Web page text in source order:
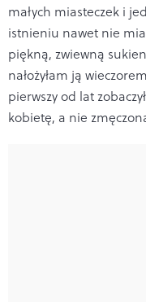
małych miasteczek i
istnieniu nawet nie
piękną, zwiewną
nałożyłam ją
pierwszy od lat
kobietę, a nie